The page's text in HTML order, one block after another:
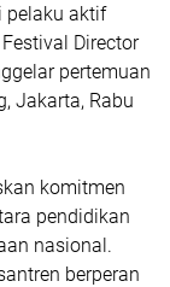
pelaku aktif
Director
pertemuan
Jakarta, Rabu
komitmen
pendidikan
nasional.
berperan